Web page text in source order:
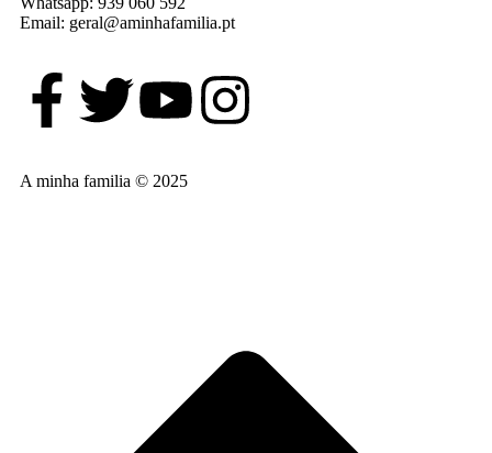
Email: geral@aminhafamilia.pt
A minha familia © 2025